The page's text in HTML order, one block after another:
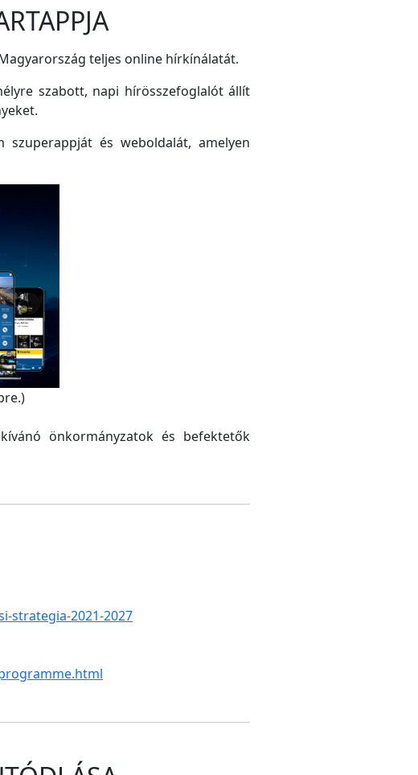
teljes online hírkínálatát.
szabott, napi hírösszefoglalót állít
és weboldalát, amelyen
önkormányzatok és befektetők
strategia-2021-2027